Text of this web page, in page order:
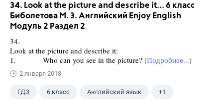
34. Look at the picture and describe it... 6 класс
Биболетова М. З. Английский Enjoy English
Модуль 2 Раздел 2
34.
Look at the picture and describe it:
1. Who can you see in the picture? (Подробнее...)
2 января 2018
ГДЗ 6 класс Английский язык +1